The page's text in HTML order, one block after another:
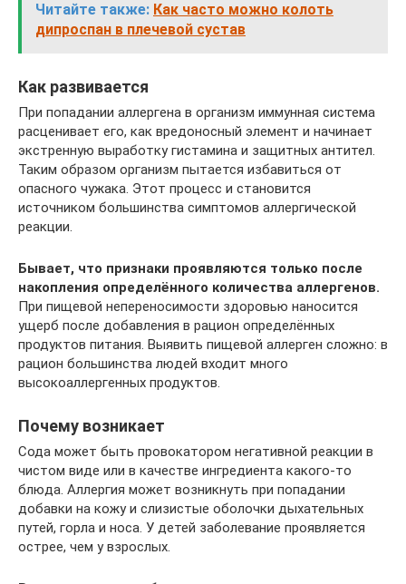
Читайте также: Как часто можно колоть
дипроспан в плечевой сустав
Как развивается
При попадании аллергена в организм иммунная система
расценивает его, как вредоносный элемент и начинает
экстренную выработку гистамина и защитных антител.
Таким образом организм пытается избавиться от
опасного чужака. Этот процесс и становится
источником большинства симптомов аллергической
реакции.
Бывает, что признаки проявляются только после
накопления определённого количества аллергенов.
При пищевой непереносимости здоровью наносится
ущерб после добавления в рацион определённых
продуктов питания. Выявить пищевой аллерген сложно: в
рацион большинства людей входит много
высокоаллергенных продуктов.
Почему возникает
Сода может быть провокатором негативной реакции в
чистом виде или в качестве ингредиента какого-то
блюда. Аллергия может возникнуть при попадании
добавки на кожу и слизистые оболочки дыхательных
путей, горла и носа. У детей заболевание проявляется
острее, чем у взрослых.